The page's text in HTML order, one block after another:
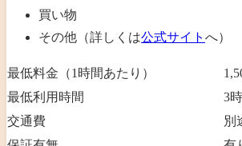
買い物
その他（詳しくは公式サイト へ）
最低料金（1時間あたり）
最低利用時間
3
交通費
別